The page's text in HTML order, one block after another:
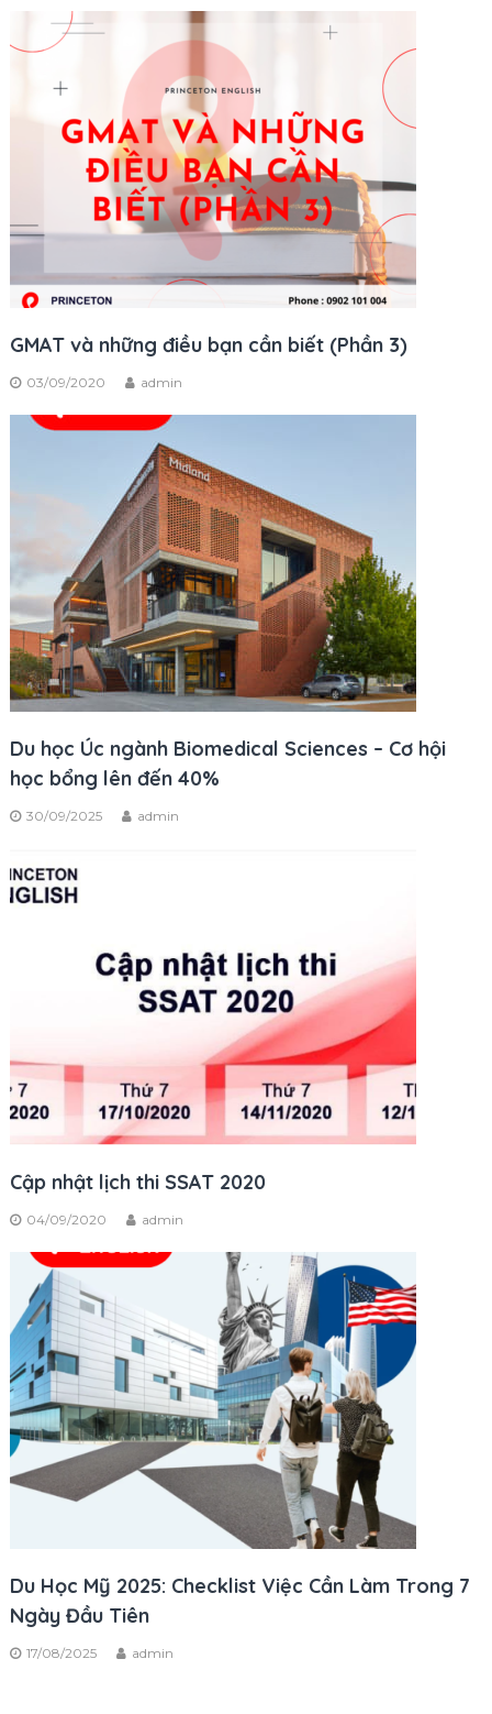
GMAT và những điều bạn cần biết (Phần 3)
03/09/2020 admin
Du học Úc ngành Biomedical Sciences – Cơ hội
học bổng lên đến 40%
30/09/2025 admin
Cập nhật lịch thi SSAT 2020
04/09/2020 admin
Du Học Mỹ 2025: Checklist Việc Cần Làm Trong 7
Ngày Đầu Tiên
17/08/2025 admin